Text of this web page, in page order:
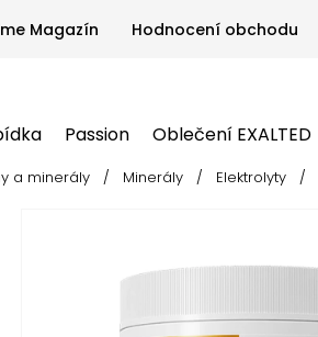
Magazín Hodnocení obchodu
Passion Oblečení EXALTED
Oblečení EXALTED Oblečení
a minerály / Minerály / Elektrolyty /